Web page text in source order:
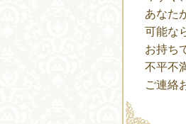
あなた
可能な
お持ち
不平不
ご連絡